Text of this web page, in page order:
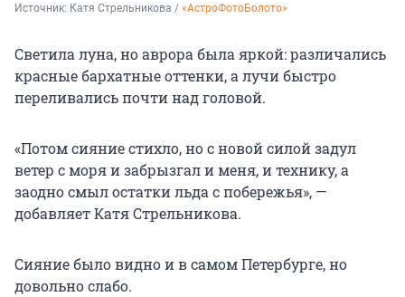
Источник: Катя Стрельникова / «АстроФотоБолото»
Светила луна, но аврора была яркой: различались
красные бархатные оттенки, а лучи быстро
переливались почти над головой.
«Потом сияние стихло, но с новой силой задул
ветер с моря и забрызгал и меня, и технику, а
заодно смыл остатки льда с побережья», —
добавляет Катя Стрельникова.
Сияние было видно и в самом Петербурге, но
довольно слабо.